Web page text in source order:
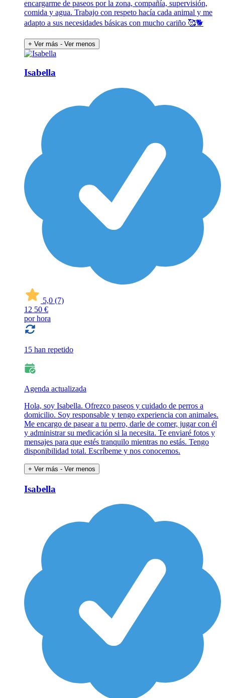
encargarme de paseos por la zona, compañía, supervisión,
comida y agua. Trabajo con respeto hacía cada animal y me
adapto a sus necesidades básicas con mucho cariño 🥰🐕
+ Ver más - Ver menos
Isabella
5,0 (7)
12 50 €
por hora
15 han repetido
Agenda actualizada
Hola, soy Isabella. Ofrezco paseos y cuidado de perros a
domicilio. Soy responsable y tengo experiencia con animales.
Me encargo de pasear a tu perro, darle de comer, jugar con él
y administrar su medicación si la necesita. Te enviaré fotos y
mensajes para que estés tranquilo mientras no estás. Tengo
disponibilidad total. Escríbeme y nos conocemos.
+ Ver más - Ver menos
Isabella